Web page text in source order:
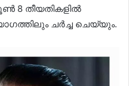
8 തീയതികളിൽ
ചർച്ച ചെയ്യും.